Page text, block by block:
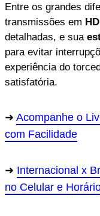
Entre os grandes
transmissões em HD
detalhadas, e sua
para evitar
experiência do
satisfatória.
Acompanhe o
com Facilidade
Internacional x
no Celular e